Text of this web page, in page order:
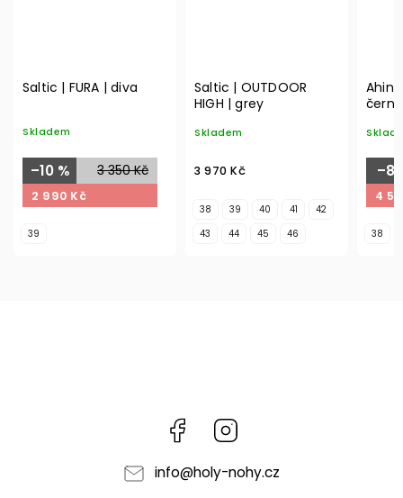
Saltic | FURA | diva
Skladem
3 350 Kč
–10 %
2 990 Kč
39
Saltic | OUTDOOR
HIGH | grey
Skladem
3 970 Kč
38 39 40 41 42
43 44 45 46
černé
–8
4
38
Facebook
info@holy-nohy.cz